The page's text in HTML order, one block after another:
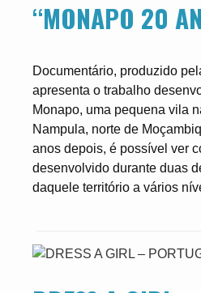
“MONAPO 20
Documentário, produzido
apresenta o trabalho
Monapo, uma pequena vila
Nampula, norte de
anos depois, é possível ver
desenvolvido durante duas
daquele território a vários